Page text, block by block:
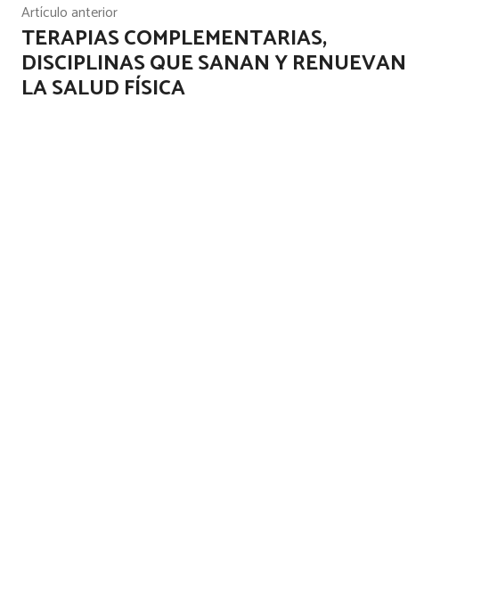
Artículo anterior
TERAPIAS COMPLEMENTARIAS,
DISCIPLINAS QUE SANAN Y RENUEVAN
LA SALUD FÍSICA